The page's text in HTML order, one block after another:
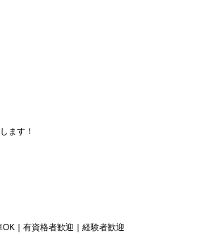
ます！
｜有資格者歓迎｜経験者歓迎